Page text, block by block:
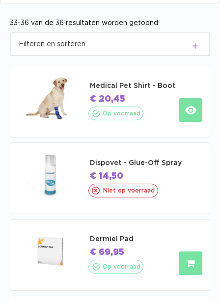
33-36 van de 36 resultaten worden getoond
Medical Pet Shirt - Boot
€ 20,45
Op voorraad
Dispovet - Glue-Off Spray
€ 14,50
Niet op voorraad
Dermiel Pad
€ 69,95
Op voorraad